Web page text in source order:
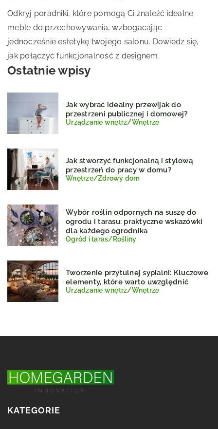
Odkryj poradniki, które pomogą Ci znaleźć idealne
meble do przechowywania, wzbogacając
jednocześnie estetykę twojego salonu. Dowiedz się,
jak połączyć funkcjonalność z designem.
Ostatnie wpisy
Jak wybrać idealny przewijak do
przestrzeni publicznej i domowej?
Urządzanie wnętrz/Wnętrze
Jak stworzyć funkcjonalną i stylową
przestrzeń do pracy w domu?
Wnętrze/Zdrowy dom
Wybór roślin odpornych na suszę do
ogrodu i tarasu: praktyczne wskazówki
dla każdego ogrodnika
Ogród i taras/Rośliny
Tworzenie przytulnej sypialni: Kluczowe
elementy, które warto uwzględnić
Urządzanie wnętrz/Wnętrze
KATEGORIE